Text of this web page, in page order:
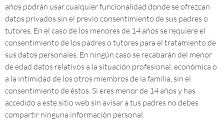
años podrán usar cualquier funcionalidad donde se ofrezcan
datos privados sin el previo consentimiento de sus padres o
tutores. En el caso de los menores de 14 años se requiere el
consentimiento de los padres o tutores para el tratamiento de
sus datos personales. En ningún caso se recabarán del menor
de edad datos relativos a la situación profesional, económica o
a la intimidad de los otros miembros de la familia, sin el
consentimiento de éstos. Si eres menor de 14 años y has
accedido a este sitio web sin avisar a tus padres no debes
compartir ninguna información personal.